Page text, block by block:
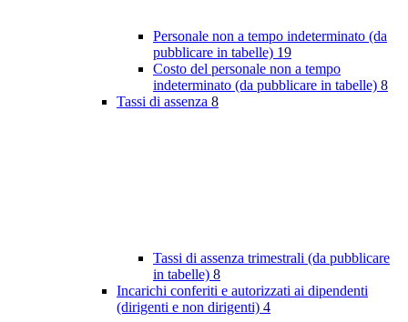
Personale non a tempo indeterminato (da
pubblicare in tabelle) 19
Costo del personale non a tempo
indeterminato (da pubblicare in tabelle) 8
Tassi di assenza 8
Tassi di assenza trimestrali (da pubblicare
in tabelle) 8
Incarichi conferiti e autorizzati ai dipendenti
(dirigenti e non dirigenti) 4